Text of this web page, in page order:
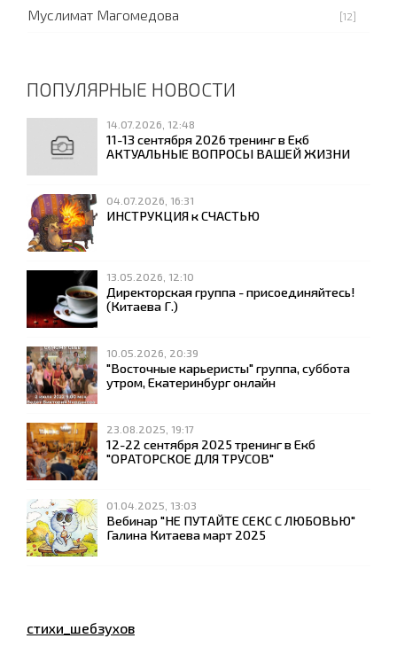
Муслимат Магомедова [12]
ПОПУЛЯРНЫЕ НОВОСТИ
14.07.2026, 12:48
11-13 сентября 2026 тренинг в Екб
АКТУАЛЬНЫЕ ВОПРОСЫ ВАШЕЙ ЖИЗНИ
04.07.2026, 16:31
ИНСТРУКЦИЯ к СЧАСТЬЮ
13.05.2026, 12:10
Директорская группа - присоединяйтесь!
(Китаева Г.)
10.05.2026, 20:39
"Восточные карьеристы" группа, суббота
утром, Екатеринбург онлайн
23.08.2025, 19:17
12-22 сентября 2025 тренинг в Екб
"ОРАТОРСКОЕ ДЛЯ ТРУСОВ"
01.04.2025, 13:03
Вебинар "НЕ ПУТАЙТЕ СЕКС С ЛЮБОВЬЮ"
Галина Китаева март 2025
стихи_шебзухов